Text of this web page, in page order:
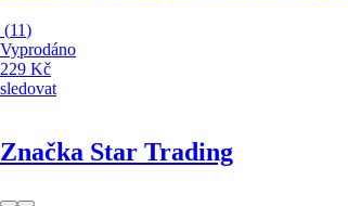
(11)
Vyprodáno
229 Kč
sledovat
Značka Star Trading